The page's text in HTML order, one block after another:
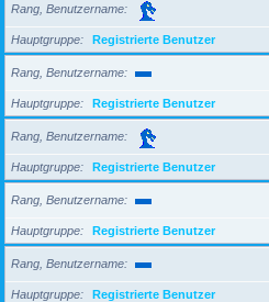
Rang, Benutzername
Hauptgruppe Registrierte Benutzer
Rang, Benutzername
Hauptgruppe Registrierte Benutzer
Rang, Benutzername
Hauptgruppe Registrierte Benutzer
Rang, Benutzername
Hauptgruppe Registrierte Benutzer
Rang, Benutzername
Hauptgruppe Registrierte Benutzer